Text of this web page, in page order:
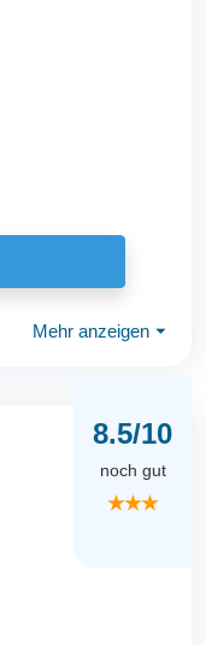
Mehr anzeigen ⏷
8.5/10
noch gut
★★★